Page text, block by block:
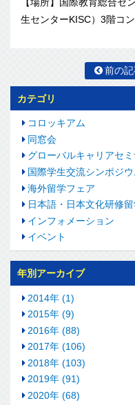
生センターKISC）3階コ
前の
カテゴリ
コロッキアム
同窓会
グローバルキャリアセ
国際学生交流シンポジウ
海外留学フェア
日本語・日本文化研修
インフォメーション
イベント
年別アーカイブ
2014年 (1)
2015年 (9)
2016年 (88)
2017年 (106)
2018年 (103)
2019年 (91)
2020年 (68)